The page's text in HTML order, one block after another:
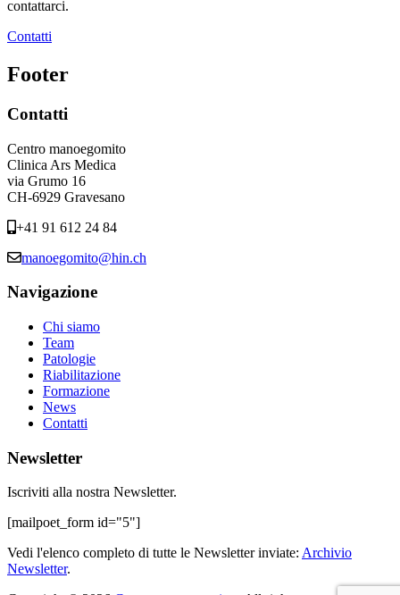
contattarci.
Contatti
Footer
Contatti
Centro manoegomito
Clinica Ars Medica
via Grumo 16
CH-6929 Gravesano
+41 91 612 24 84
manoegomito@hin.ch
Navigazione
Chi siamo
Team
Patologie
Riabilitazione
Formazione
News
Contatti
Newsletter
Iscriviti alla nostra Newsletter.
[mailpoet_form id="5"]
Vedi l'elenco completo di tutte le Newsletter inviate: Archivio
Newsletter.